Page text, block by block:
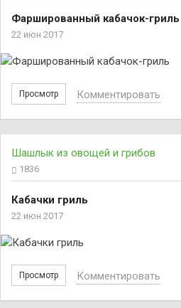
Фаршированный кабачок-гриль
22 июн 2017
Просмотр Комментировать
Шашлык из овощей и грибов
1836
Кабачки гриль
22 июн 2017
Просмотр Комментировать